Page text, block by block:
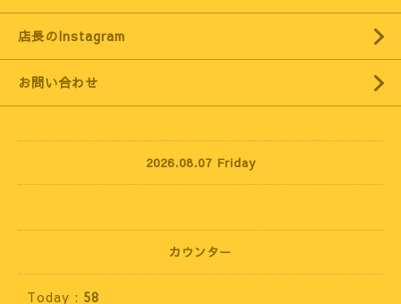
店長のInstagram
お問い合わせ
2026.08.07 Friday
カウンター
Today : 58